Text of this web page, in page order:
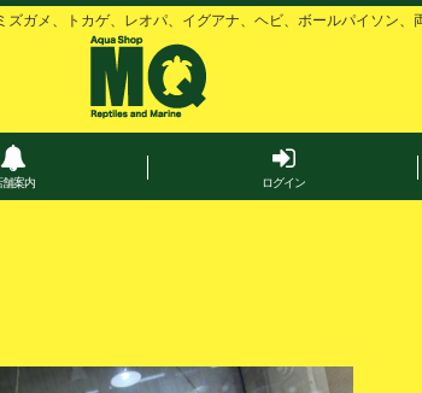
ガメ、トカゲ、レオパ、イグアナ、ヘビ、ボールパイソン、
舗案内 ログイン